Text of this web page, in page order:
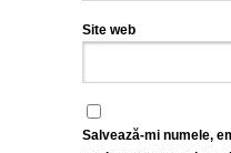
Site web
Salvează-mi numele,